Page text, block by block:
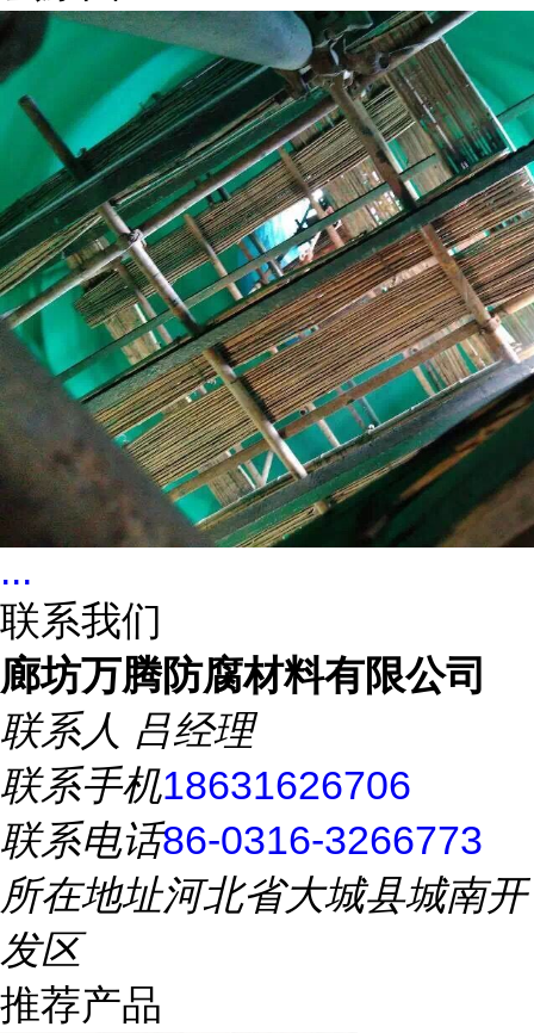
...
联系我们
廊坊万腾防腐材料有限公司
联系人 吕经理
联系手机18631626706
联系电话86-0316-3266773
所在地址河北省大城县城南开
发区
推荐产品